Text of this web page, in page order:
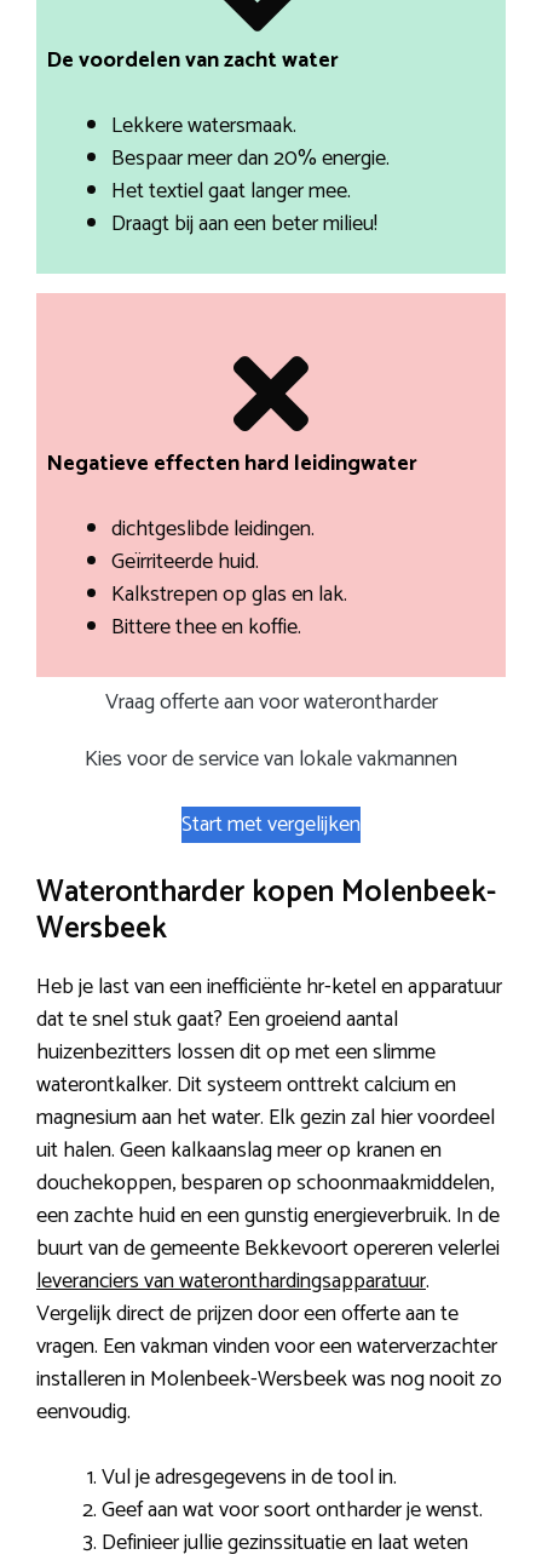
De voordelen van zacht water
Lekkere watersmaak.
Bespaar meer dan 20% energie.
Het textiel gaat langer mee.
Draagt bij aan een beter milieu!
Negatieve effecten hard leidingwater
dichtgeslibde leidingen.
Geïrriteerde huid.
Kalkstrepen op glas en lak.
Bittere thee en koffie.
Vraag offerte aan voor waterontharder
Kies voor de service van lokale vakmannen
Start met vergelijken
Waterontharder kopen Molenbeek-
Wersbeek
Heb je last van een inefficiënte hr-ketel en apparatuur
dat te snel stuk gaat? Een groeiend aantal
huizenbezitters lossen dit op met een slimme
waterontkalker. Dit systeem onttrekt calcium en
magnesium aan het water. Elk gezin zal hier voordeel
uit halen. Geen kalkaanslag meer op kranen en
douchekoppen, besparen op schoonmaakmiddelen,
een zachte huid en een gunstig energieverbruik. In de
buurt van de gemeente Bekkevoort opereren velerlei
leveranciers van wateronthardingsapparatuur.
Vergelijk direct de prijzen door een offerte aan te
vragen. Een vakman vinden voor een waterverzachter
installeren in Molenbeek-Wersbeek was nog nooit zo
eenvoudig.
Vul je adresgegevens in de tool in.
Geef aan wat voor soort ontharder je wenst.
Definieer jullie gezinssituatie en laat weten